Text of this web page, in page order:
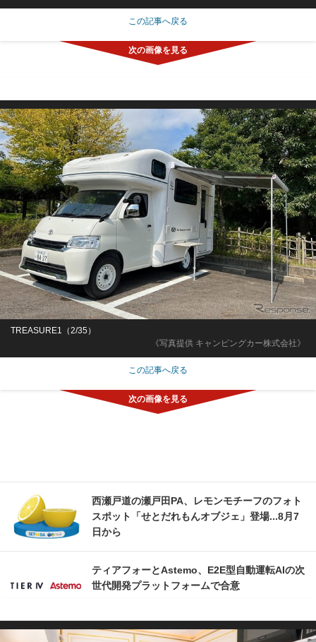
この記事へ戻る
《写真提供 キャンピングカー株式会社》
TREASURE1（2/35）
この記事へ戻る
西瀬戸道の瀬戸田PA、レモンモチーフのフォト
スポット「せとだれもんオブジェ」登場...8月7
日から
ティアフォーとAstemo、E2E型自動運転AIの次
世代開発プラットフォームで合意